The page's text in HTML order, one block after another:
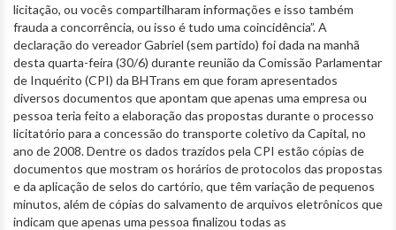
licitação, ou vocês compartilharam informações e isso também
frauda a concorrência, ou isso é tudo uma coincidência”. A
declaração do vereador Gabriel (sem partido) foi dada na manhã
desta quarta-feira (30/6) durante reunião da Comissão Parlamentar
de Inquérito (CPI) da BHTrans em que foram apresentados
diversos documentos que apontam que apenas uma empresa ou
pessoa teria feito a elaboração das propostas durante o processo
licitatório para a concessão do transporte coletivo da Capital, no
ano de 2008. Dentre os dados trazidos pela CPI estão cópias de
documentos que mostram os horários de protocolos das propostas
e da aplicação de selos do cartório, que têm variação de pequenos
minutos, além de cópias do salvamento de arquivos eletrônicos que
indicam que apenas uma pessoa finalizou todas as